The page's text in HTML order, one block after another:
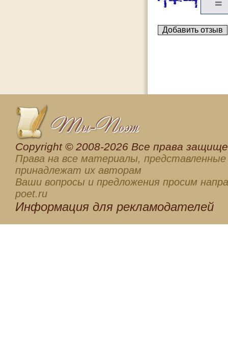
Сopyright © 2008-2026 Все права
Права на все материалы, представленные
принадлежат их авторам
Ваши вопросы и предложения просим
poet.ru
Информация для рекламодателей